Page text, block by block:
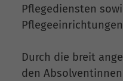
Pflegediensten
Durch die breit
den